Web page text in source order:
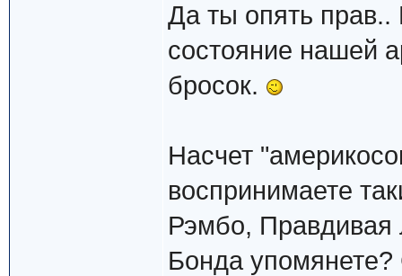
Да ты опять
состояние нашей
бросок.
Насчет
воспринимаете
Рэмбо, Правдивая
Бонда упомянете?